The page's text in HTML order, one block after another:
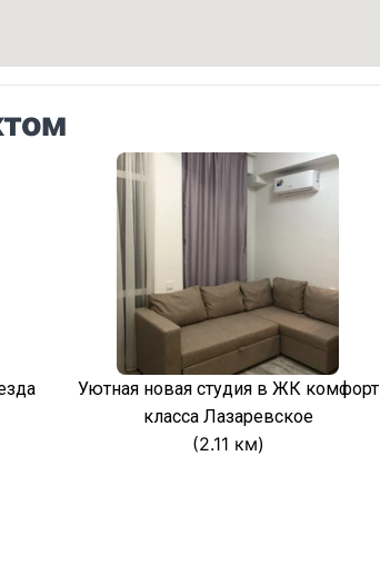
Уютная новая студия в ЖК комфорт
класса Лазаревское
(2.11 км)